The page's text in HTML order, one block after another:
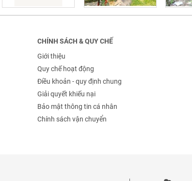
CHÍNH SÁCH & QUY CHẾ
Giới thiệu
Quy chế hoạt động
Điều khoản - quy định chung
Giải quyết khiếu nại
Bảo mật thông tin cá nhân
Chính sách vận chuyển